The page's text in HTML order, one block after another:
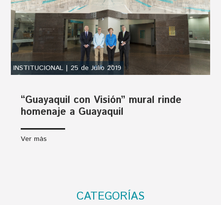
INSTITUCIONAL | 25 de Julio 2019
“Guayaquil con Visión” mural rinde
homenaje a Guayaquil
Ver más
CATEGORÍAS